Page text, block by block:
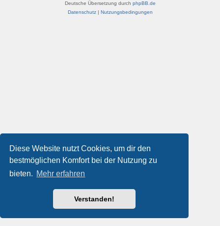
Diese Website nutzt Cookies, um dir den
bestmöglichen Komfort bei der Nutzung zu
bieten. Mehr erfahren
Verstanden!
Deutsche Übersetzung durch phpBB.de
Datenschutz| Nutzungsbedingungen